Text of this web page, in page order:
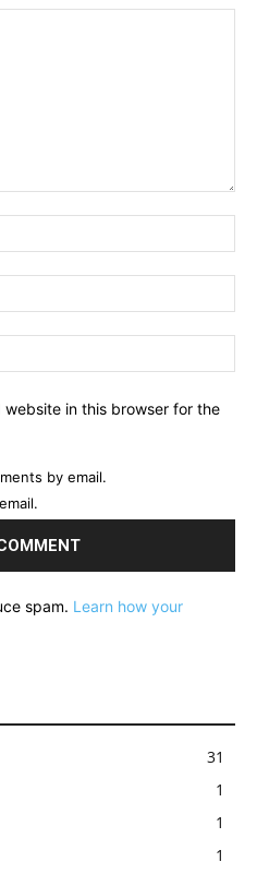
website in this browser for the
by email.
spam. Learn how your
31
1
1
1